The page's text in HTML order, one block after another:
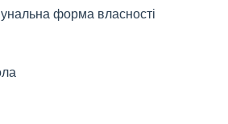
форма власності